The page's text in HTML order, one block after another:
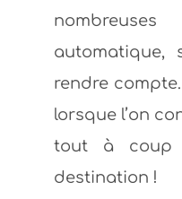
automatique,
rendre
lorsque l’on
tout à coup
destination !